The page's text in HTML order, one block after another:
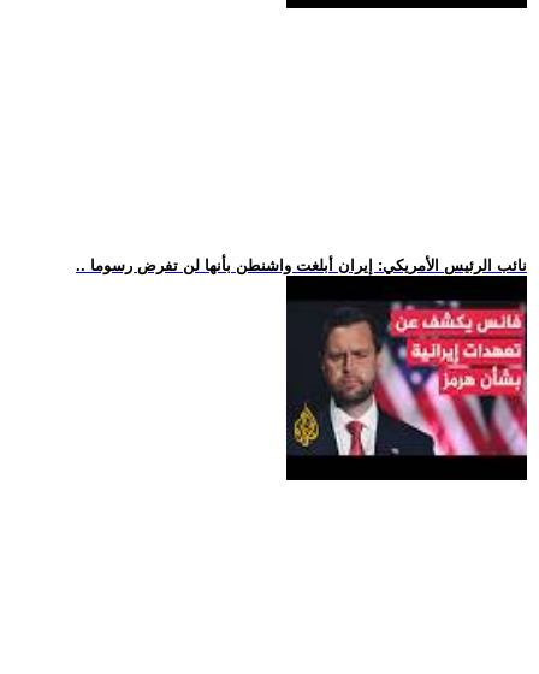
.. نائب الرئيس الأمريكي: إيران أبلغت واشنطن بأنها لن تفرض رسوما